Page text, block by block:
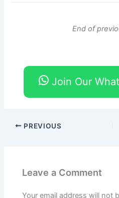
End of
Join Our
PREVIOUS
Leave a Comment
Your email address will not